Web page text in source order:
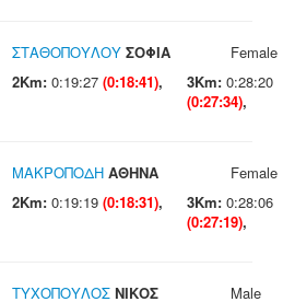
ΣΤΑΘΟΠΟΥΛΟΥ ΣΟΦΙΑ
Female
2Km: 0:19:27 (0:18:41), 3Km: 0:28:20
(0:27:34),
ΜΑΚΡΟΠΟΔΗ ΑΘΗΝΑ
Female
2Km: 0:19:19 (0:18:31), 3Km: 0:28:06
(0:27:19),
ΤΥΧΟΠΟΥΛΟΣ ΝΙΚΟΣ
Male